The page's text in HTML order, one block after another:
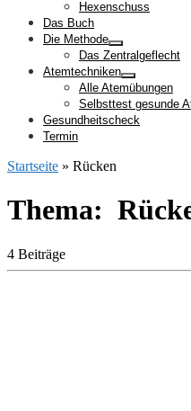
Hexenschuss
Das Buch
Die Methode
Das Zentralgeflecht
Atemtechniken
Alle Atemübungen
Selbsttest gesunde
Gesundheitscheck
Termin
Startseite » Rücken
Thema:
4 Beiträge